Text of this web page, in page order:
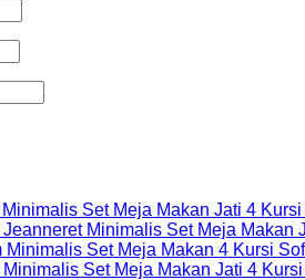
Set Meja Makan Jati 4
Set Meja Makan
Set Meja Makan 4 Kursi
Set Meja Makan Jati 4